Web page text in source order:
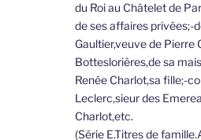
du Roi au Châtelet de
de ses affaires privées;-
Gaultier,veuve de Pierre
Botteslorières,de sa
Renée Charlot,sa fille;-
Leclerc,sieur des
Charlot,etc.
(Série E.Titres de